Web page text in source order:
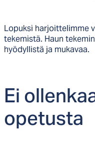
Lopuksi harjoittelimme
tekemistä. Haun
hyödyllistä ja mukavaa.
Ei
ope­tus­ta